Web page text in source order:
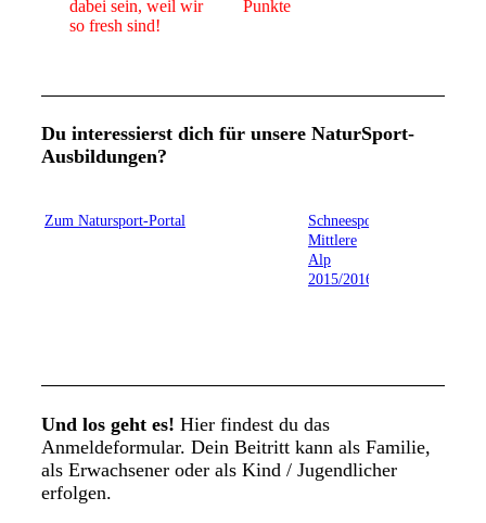
dabei sein, weil wir
so fresh sind!
Punkte
Du interessierst dich für unsere NaturSport-
Ausbildungen?
Zum Natursport-Portal
Schneesportschule
Mittlere
Alp
2015/2016
Und los geht es! Hier findest du das
Anmeldeformular. Dein Beitritt kann als Familie,
als Erwachsener oder als Kind / Jugendlicher
erfolgen.